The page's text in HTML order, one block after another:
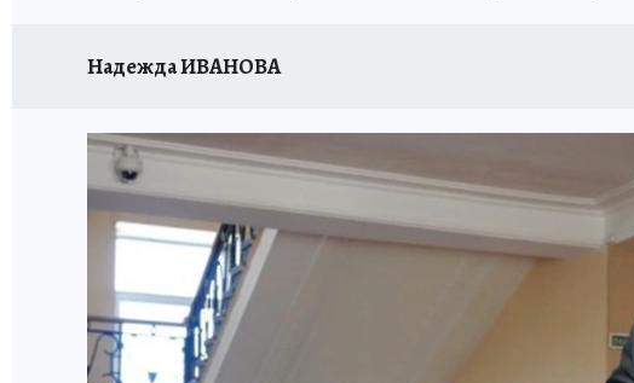
Надежда ИВАНОВА